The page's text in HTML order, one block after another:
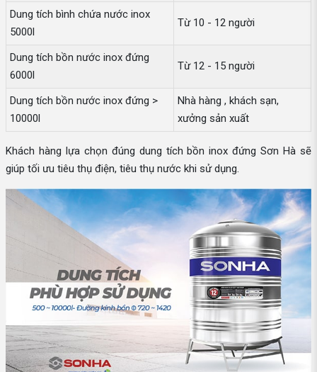
Dung tích bình chứa nước inox
5000l
Từ 10 - 12 người
Dung tích bồn nước inox đứng
6000l
Từ 12 - 15 người
Dung tích bồn nước inox đứng >
10000l
Nhà hàng , khách sạn,
xưởng sản xuất
Khách hàng lựa chọn đúng dung tích bồn inox đứng Sơn Hà sẽ
giúp tối ưu tiêu thụ điện, tiêu thụ nước khi sử dụng.